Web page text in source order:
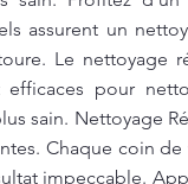
assurent un
Le nettoyage
pour
sain. Nettoyage
Chaque coin
impeccable.